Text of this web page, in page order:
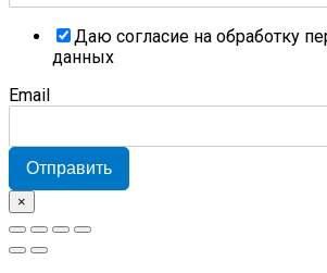
Даю согласие на обработку
данных
Email
Отправить
×